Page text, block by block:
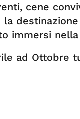
cene
la
immersi
ad Ottobre